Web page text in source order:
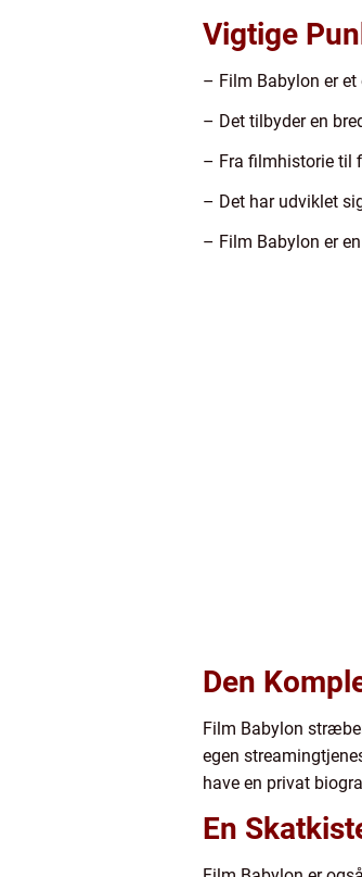
Vigtige
– Film Babylon er
– Det tilbyder en
– Fra filmhistorie til
– Det har udviklet
– Film Babylon er
Den
Film Babylon
egen
have en privat
En